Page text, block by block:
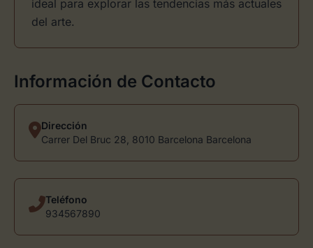
ideal para explorar las tendencias más actuales
del arte.
Información de Contacto
Dirección
Carrer Del Bruc 28, 8010 Barcelona Barcelona
Teléfono
934567890